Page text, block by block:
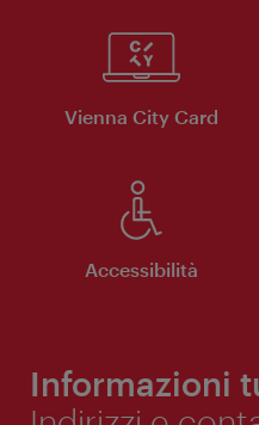
Vienna City Card
Accessibilità
Informazioni